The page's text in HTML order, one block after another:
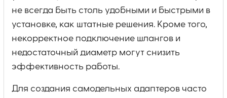
не всегда быть столь удобными и быстрыми в
установке, как штатные решения. Кроме того,
некорректное подключение шлангов и
недостаточный диаметр могут снизить
эффективность работы.
Для создания самодельных адаптеров часто